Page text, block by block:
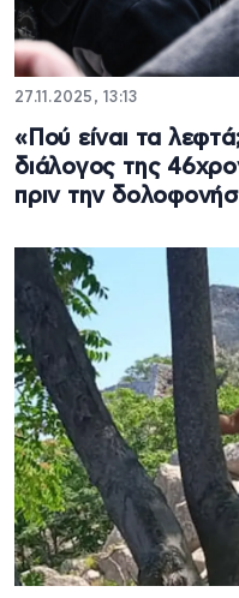
27.11.2025, 13:13
«Πού είναι τα
διάλογος της
πριν την